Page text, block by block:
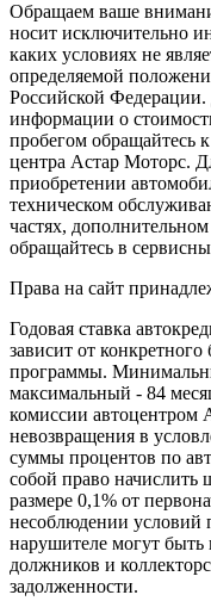
Обращаем ваше
носит исключительно
каких условиях не
определяемой
Российской
информации о
пробегом обращайтесь
центра Астар Моторс.
приобретении
техническом
частях,
обращайтесь в
Права на сайт
Годовая ставка
зависит от
программы.
максимальный - 84
комиссии автоцентром
невозвращения в
суммы процентов по
собой право начислить
размере 0,1% от
несоблюдении условий
нарушителе могут быть
должников и
задолженности.